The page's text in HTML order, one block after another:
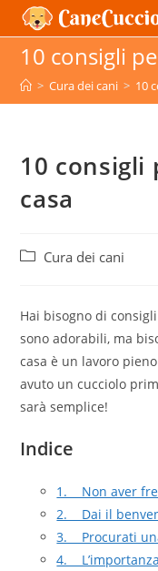
Salta
al
contenuto
10 consigli
> Cura dei cani > 10
10 consigli
casa
Categoria
Cura dei cani
Hai bisogno di
sono adorabili, ma
casa è un lavoro
avuto un cucciolo
sarà semplice!
Indice
1. Non aver
2. Dai il
3. Procurati
4.